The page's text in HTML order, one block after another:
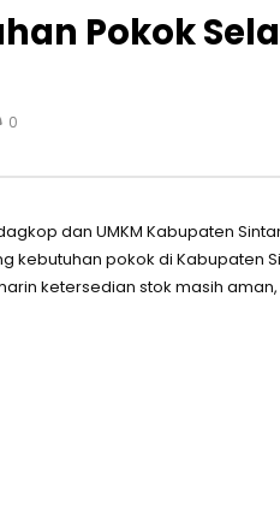
Pokok
0
dan UMKM Kabupaten
pokok di Kabupaten
ketersedian stok masih